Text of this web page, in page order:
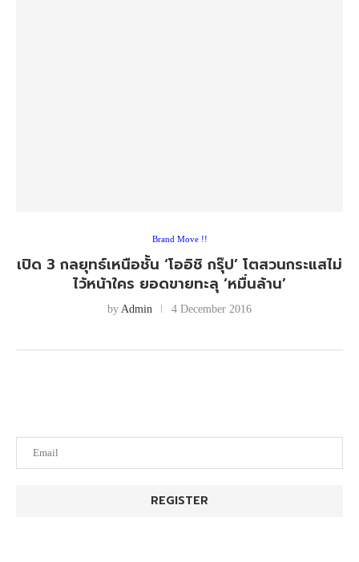
Brand Move !!
เปิด 3 กลยุทธ์เหนือชั้น ‘โออิชิ กรุ๊ป’ โตสวนกระแสไม่
ไว้หน้าใคร ยอดขายทะลุ ‘หมื่นล้าน’
by Admin 4 December 2016